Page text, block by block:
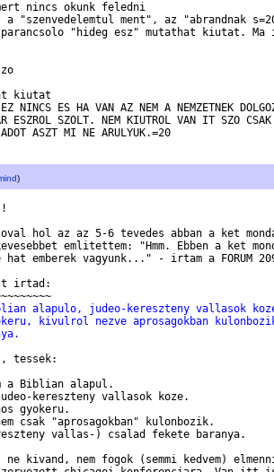
nincs okunk feledni
"szenvedelemtul ment", az "abrandnak
parancsolo "hideg esz" mutathat kiutat. Ma
kiutat
NINCS ES HA VAN AZ NEM A NEMZETNEK
ESZROL SZOLT. NEM KIUTROL VAN IT SZO CSAK
ASZT MI NE ARULYUK.=20
)
hol az az 5-6 tevedes abban a ket
emlitettem: "Hmm. Ebben a ket
emberek vagyunk..." - irtam a FORUM
irtad:
alapulo, judeo-kereszteny vallasok
kivulrol nezve aprosagokban
tessek:
a Biblian alapul.
kereszteny vallasok koze.
gyokeru.
csak "aprosagokban" kulonbozik.
vallas-) csalad fekete baranya.
ne kivand, nem fogok (semmi kedvem)